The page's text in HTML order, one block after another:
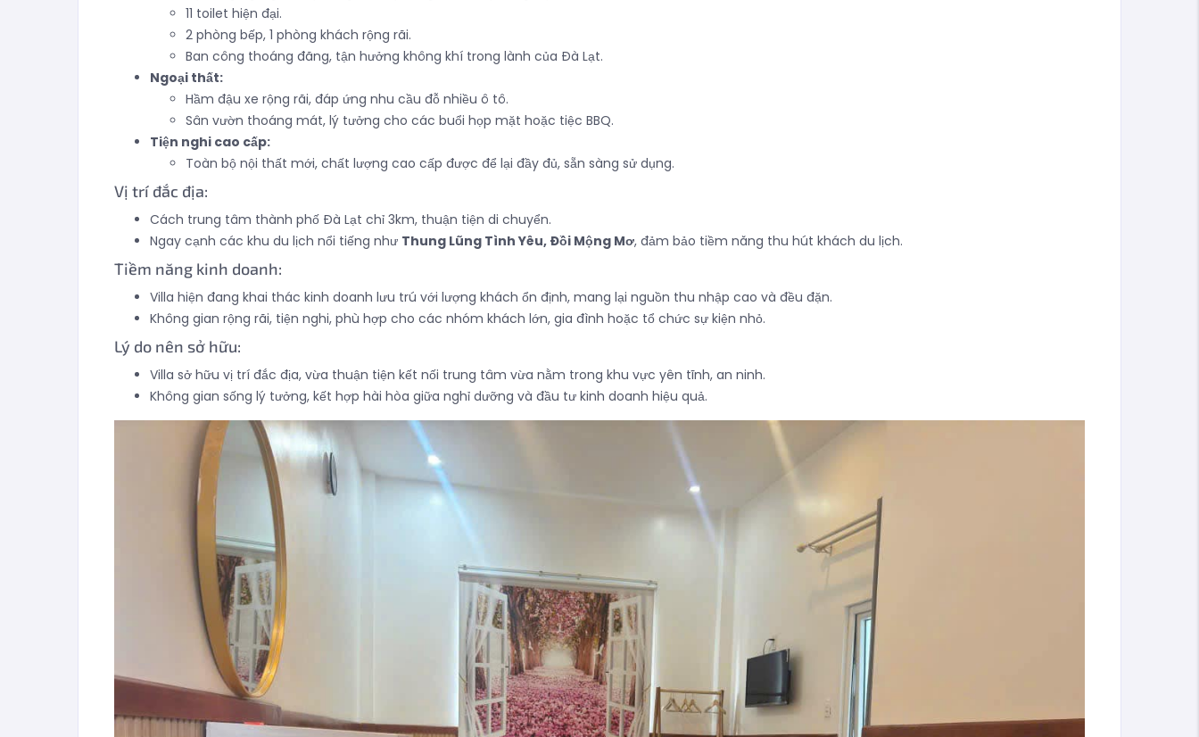
11 toilet hiện đại.
2 phòng bếp, 1 phòng khách rộng rãi.
Ban công thoáng đãng, tận hưởng không khí trong lành của Đà Lạt.
Ngoại thất:
Hầm đậu xe rộng rãi, đáp ứng nhu cầu đỗ nhiều ô tô.
Sân vườn thoáng mát, lý tưởng cho các buổi họp mặt hoặc tiệc BBQ.
Tiện nghi cao cấp:
Toàn bộ nội thất mới, chất lượng cao cấp được để lại đầy đủ, sẵn sàng sử dụng.
Vị trí đắc địa:
Cách trung tâm thành phố Đà Lạt chỉ 3km, thuận tiện di chuyển.
Ngay cạnh các khu du lịch nổi tiếng như Thung Lũng Tình Yêu, Đồi Mộng Mơ, đảm bảo tiềm năng thu hút khách du lịch.
Tiềm năng kinh doanh:
Villa hiện đang khai thác kinh doanh lưu trú với lượng khách ổn định, mang lại nguồn thu nhập cao và đều đặn.
Không gian rộng rãi, tiện nghi, phù hợp cho các nhóm khách lớn, gia đình hoặc tổ chức sự kiện nhỏ.
Lý do nên sở hữu:
Villa sở hữu vị trí đắc địa, vừa thuận tiện kết nối trung tâm vừa nằm trong khu vực yên tĩnh, an ninh.
Không gian sống lý tưởng, kết hợp hài hòa giữa nghỉ dưỡng và đầu tư kinh doanh hiệu quả.